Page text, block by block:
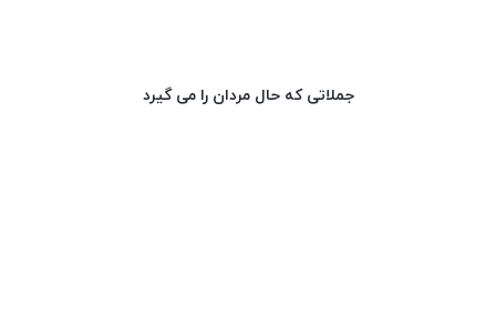
جملاتی که حال مردان را می گیرد